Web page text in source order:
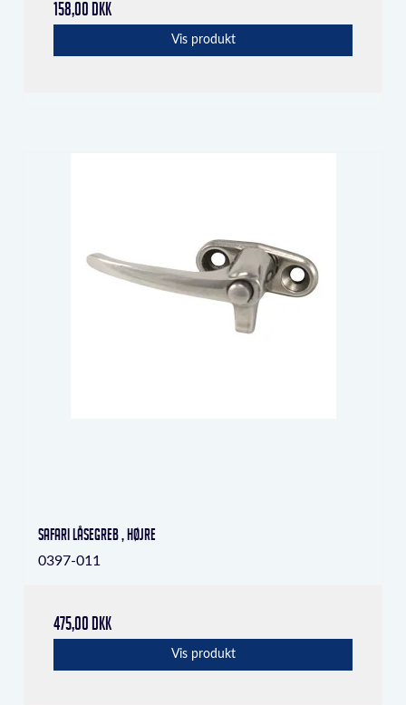
158,00 DKK
Vis produkt
Safari låsegreb , højre
0397-011
475,00 DKK
Vis produkt